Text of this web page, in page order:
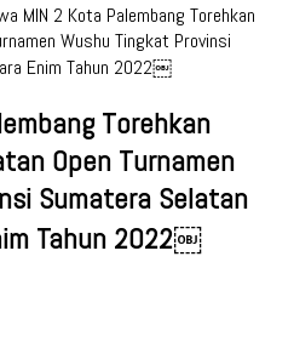
MIN 2 Kota Palembang Torehkan
Wushu Tingkat Provinsi
Enim Tahun 2022￼
Torehkan
Open Turnamen
Sumatera Selatan
Tahun 2022￼